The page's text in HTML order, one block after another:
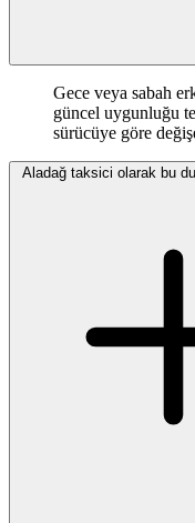
Gece veya sabah
güncel uygunluğu
sürücüye göre
Aladağ taksici olarak bu